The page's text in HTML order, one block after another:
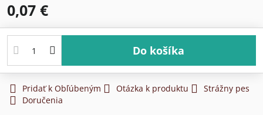
0,07 €
Do košíka
Pridať k Obľúbeným Otázka k produktu
Strážny pes
Doručenia